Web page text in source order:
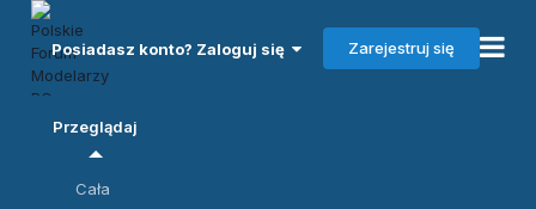
Posiadasz konto? Zaloguj się Zarejestruj się
Przeglądaj
Cała